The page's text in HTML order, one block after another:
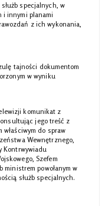
specjalnych, w
i innymi planami
z ich wykonania,
tajności dokumentom
w wyniku
komunikat z
jego treść z
do spraw
Wewnętrznego,
Kontrwywiadu
Szefem
powołanym w
służb specjalnych.